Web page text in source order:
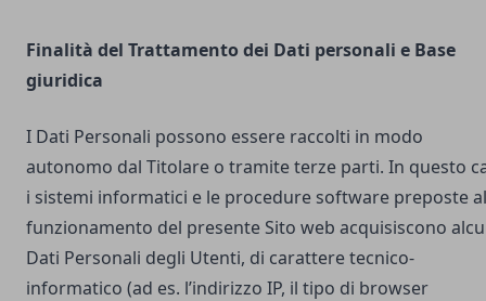
Finalità del Trattamento dei Dati personali e Base
giuridica
I Dati Personali possono essere raccolti in modo
autonomo dal Titolare o tramite terze parti. In questo
i sistemi informatici e le procedure software preposte al
funzionamento del presente Sito web acquisiscono
Dati Personali degli Utenti, di carattere tecnico-
informatico (ad es. l’indirizzo IP, il tipo di browser